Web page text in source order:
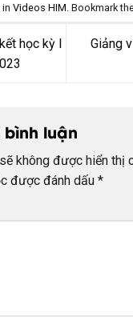
Videos HIM . Bookmark
học kỳ I
Giảng
luận
không được hiển thị
được đánh dấu *